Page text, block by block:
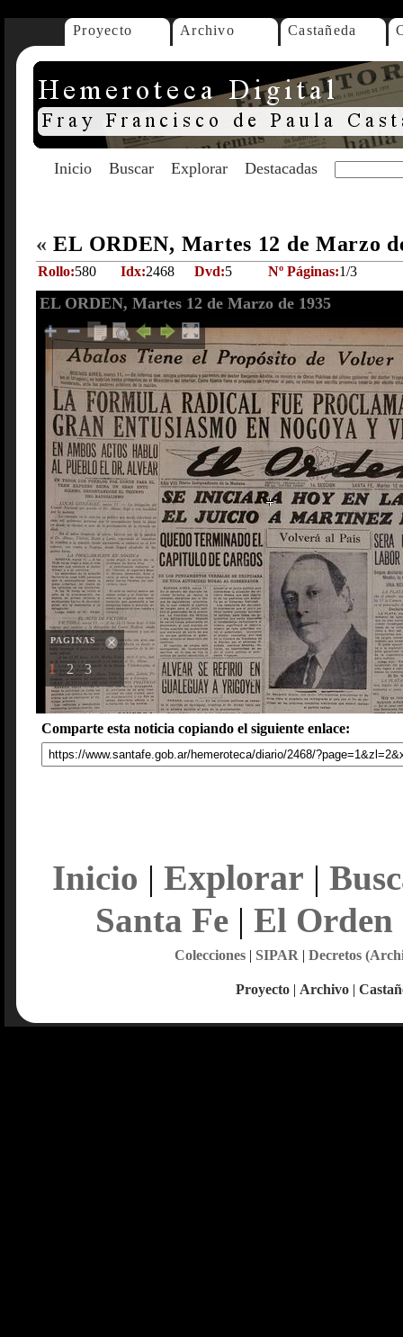
Proyecto Archivo Castañeda
Inicio Buscar Explorar Destacadas
« EL ORDEN, Martes 12 de Marzo
Rollo:580 Idx:2468 Dvd:5 Nº Páginas:1/3
EL ORDEN, Martes 12 de Marzo de 1935
PAGINAS
1 2 3
Comparte esta noticia copiando el siguiente enlace:
Inicio | Explorar |
Santa Fe| El Orden
Colecciones| SIPAR | Decretos
Proyecto | Archivo |